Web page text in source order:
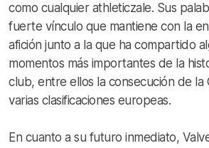
como cualquier athleticzale. Sus
fuerte vínculo que mantiene con la
afición junto a la que ha compartido
momentos más importantes de la
club, entre ellos la consecución de la
varias clasificaciones europeas.
En cuanto a su futuro inmediato,